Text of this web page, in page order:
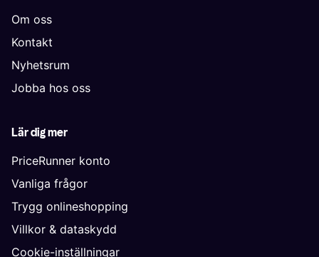
Om oss
Kontakt
Nyhetsrum
Jobba hos oss
Lär dig mer
PriceRunner konto
Vanliga frågor
Trygg onlineshopping
Villkor & dataskydd
Cookie-inställningar